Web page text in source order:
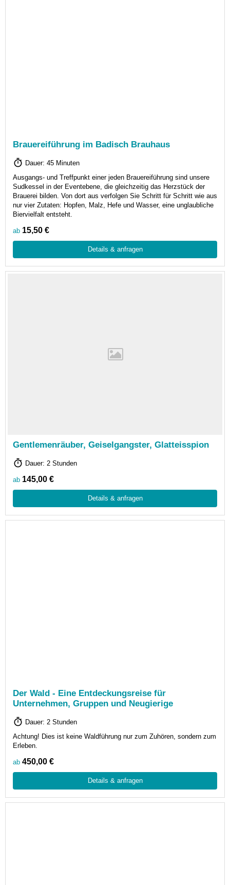
Brauereiführung im Badisch Brauhaus
Dauer: 45 Minuten
Ausgangs- und Treffpunkt einer jeden Brauereiführung sind unsere
Sudkessel in der Eventebene, die gleichzeitig das Herzstück der
Brauerei bilden. Von dort aus verfolgen Sie Schritt für Schritt wie aus
nur vier Zutaten: Hopfen, Malz, Hefe und Wasser, eine unglaubliche
Biervielfalt entsteht.
ab 15,50 €
Details & anfragen
Gentlemenräuber, Geiselgangster, Glatteisspion
Dauer: 2 Stunden
ab 145,00 €
Details & anfragen
Der Wald - Eine Entdeckungsreise für
Unternehmen, Gruppen und Neugierige
Dauer: 2 Stunden
Achtung! Dies ist keine Waldführung nur zum Zuhören, sondern zum
Erleben.
ab 450,00 €
Details & anfragen